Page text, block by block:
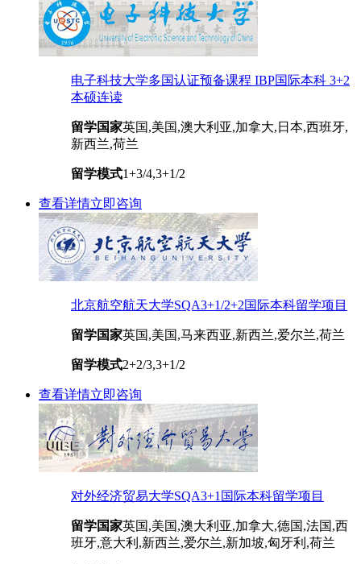
电子科技大学多国认证预备课程 IBP国际本科 3+2
本硕连读
留学国家英国,美国,澳大利亚,加拿大,日本,西班牙,
新西兰,荷兰
留学模式1+3/4,3+1/2
查看详情立即咨询
北京航空航天大学SQA3+1/2+2国际本科留学项目
留学国家英国,美国,马来西亚,新西兰,爱尔兰,荷兰
留学模式2+2/3,3+1/2
查看详情立即咨询
对外经济贸易大学SQA3+1国际本科留学项目
留学国家英国,美国,澳大利亚,加拿大,德国,法国,西
班牙,意大利,新西兰,爱尔兰,新加坡,匈牙利,荷兰